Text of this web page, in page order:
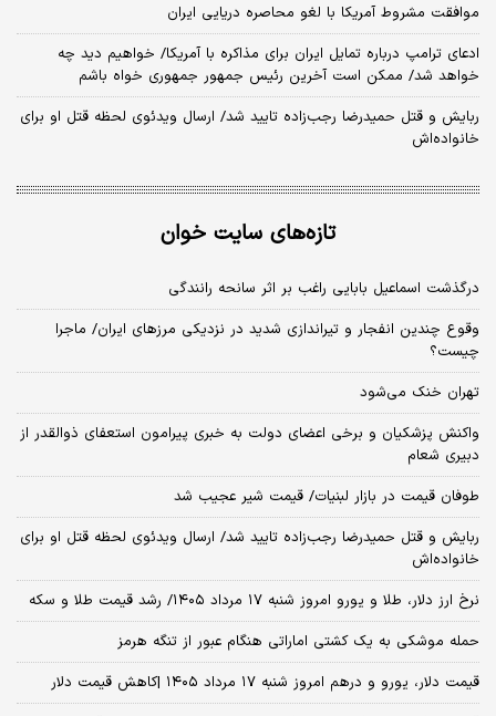
موافقت مشروط آمریکا با لغو محاصره دریایی ایران
ادعای ترامپ درباره تمایل ایران برای مذاکره با آمریکا/ خواهیم دید چه
خواهد شد/ ممکن است آخرین رئیس‌ جمهور جمهوری خواه باشم
ربایش و قتل حمیدرضا رجب‌زاده تایید شد/ ارسال ویدئوی لحظه قتل او برای
خانواده‌اش
تازه‌های سایت خوان
درگذشت اسماعیل بابایی راغب بر اثر سانحه رانندگی
وقوع چندین انفجار و تیراندازی شدید در نزدیکی مرز‌های ایران/ ماجرا
چیست؟
تهران خنک می‌شود
واکنش پزشکیان و برخی اعضای دولت به خبری پیرامون استعفای ذوالقدر از
دبیری شعام
طوفان قیمت در بازار لبنیات/ قیمت شیر عجیب شد
ربایش و قتل حمیدرضا رجب‌زاده تایید شد/ ارسال ویدئوی لحظه قتل او برای
خانواده‌اش
نرخ ارز دلار، طلا و یورو امروز شنبه ۱۷ مرداد ۱۴۰۵/ رشد قیمت طلا و سکه
حمله موشکی به یک کشتی اماراتی هنگام عبور از تنگه هرمز
قیمت دلار، یورو و درهم امروز شنبه ۱۷ مرداد ۱۴۰۵ |کاهش قیمت دلار